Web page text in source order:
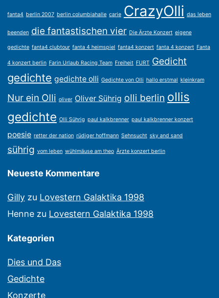
fanta4 berlin 2007 berlin columbiahalle carie CrazyOlli das leben
beenden die fantastischen vier Die Ärzte Konzert eigene
gedichte fanta4 clubtour fanta 4 heimspiel fanta4 konzert fanta 4 konzert Fanta
4 konzert berlin Farin Urlaub Racing Team Freiheit FURT Gedicht
gedichte gedichte olli Gedichte von Olli hallo erstmal kleinkram
Nur ein Olli oliver Oliver Sührig olli berlin ollis
gedichte Olli Sührig paul kalkbrenner paul kalkbrenner konzert
poesie retter der nation rüdiger hoffmann Sehnsucht sky and sand
sührig vom leben wühlmäuse am theo Ärzte konzert berlin
Neueste Kommentare
Gilly zu Lovestern Galaktika 1998
Henne zu Lovestern Galaktika 1998
Kategorien
Dies und Das
Gedichte
Konzerte